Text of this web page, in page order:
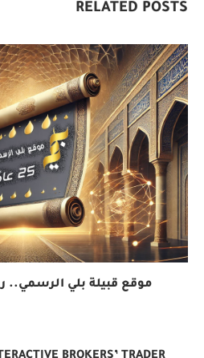
RELATED POSTS
موقع قبيلة بلي الرسمي..